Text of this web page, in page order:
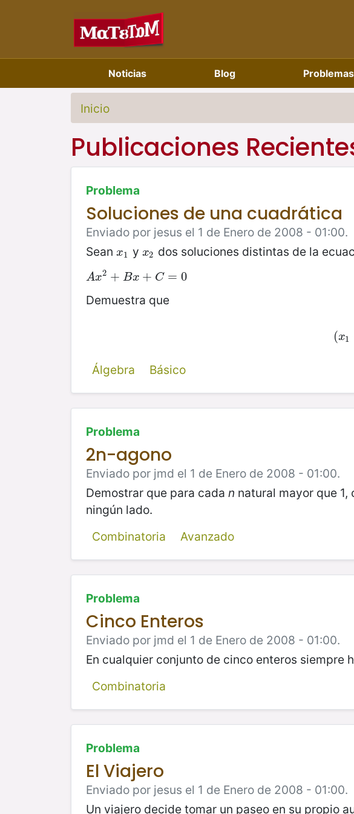
Noticias Blog Problemas
Inicio
Publicaciones
Problema
Soluciones de una cuadrática
Enviado por jesus el 1 de Enero de 2008 - 01:00.
Sean x1
x1 y x2
x2 dos soluciones distintas de la
Ax2 + Bx + C = 0
Ax2 +B x+C= 0
Demuestra que
(x1
(x
Álgebra Básico
Problema
2n-agono
Enviado por jmd el 1 de Enero de 2008 - 01:00.
Demostrar que para cada n natural mayor que 1,
ningún lado.
Combinatoria
Avanzado
Problema
Cinco Enteros
Enviado por jmd el 1 de Enero de 2008 - 01:00.
En cualquier conjunto de cinco enteros siempre
Combinatoria
Problema
El Viajero
Enviado por jesus el 1 de Enero de 2008 - 01:00.
Un viajero decide tomar un paseo en su propio